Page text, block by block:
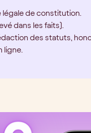
de constitution.
dans les faits).
des statuts,
ligne.